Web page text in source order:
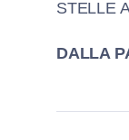
STELLE
DALLA